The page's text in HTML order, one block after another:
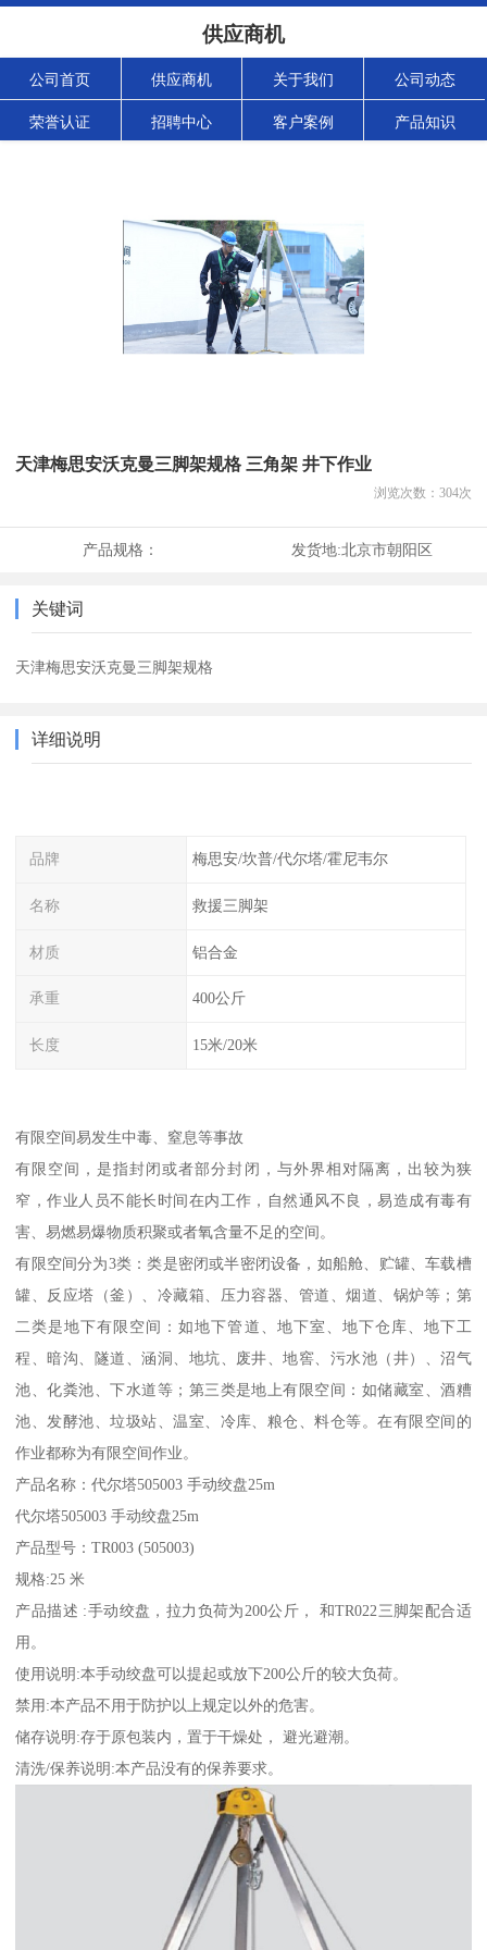
供应商机
公司首页 供应商机 关于我们 公司动态
荣誉认证 招聘中心 客户案例 产品知识
天津梅思安沃克曼三脚架规格 三角架 井下作业
浏览次数： 304次
产品规格： 发货地:北京市朝阳区
关键词
天津梅思安沃克曼三脚架规格
详细说明
品牌 梅思安/坎普/代尔塔/霍尼韦尔
名称 救援三脚架
材质 铝合金
承重 400公斤
长度 15米/20米
有限空间易发生中毒、窒息等事故
有限空间，是指封闭或者部分封闭，与外界相对隔离，出较为狭
窄，作业人员不能长时间在内工作，自然通风不良，易造成有毒有
害、易燃易爆物质积聚或者氧含量不足的空间。
有限空间分为3类：类是密闭或半密闭设备，如船舱、贮罐、车载槽
罐、反应塔（釜）、冷藏箱、压力容器、管道、烟道、锅炉等；第
二类是地下有限空间：如地下管道、地下室、地下仓库、地下工
程、暗沟、隧道、涵洞、地坑、废井、地窖、污水池（井）、沼气
池、化粪池、下水道等；第三类是地上有限空间：如储藏室、酒糟
池、发酵池、垃圾站、温室、冷库、粮仓、料仓等。在有限空间的
作业都称为有限空间作业。
产品名称：代尔塔505003 手动绞盘25m
代尔塔505003 手动绞盘25m
产品型号：TR003 (505003)
规格:25 米
产品描述 :手动绞盘，拉力负荷为200公斤， 和TR022三脚架配合适
用。
使用说明:本手动绞盘可以提起或放下200公斤的较大负荷。
禁用:本产品不用于防护以上规定以外的危害。
储存说明:存于原包装内，置于干燥处， 避光避潮。
清洗/保养说明:本产品没有的保养要求。